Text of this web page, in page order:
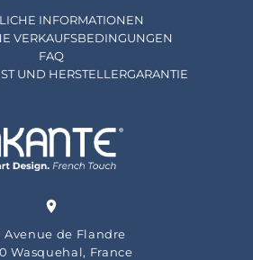
INFORMATIONEN
VERKAUFSBEDINGUNGEN
FAQ
UND HERSTELLERGARANTIE
Avenue de Flandre
Wasquehal, France